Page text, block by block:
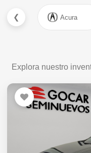
❮ Acura
Explora nuestro